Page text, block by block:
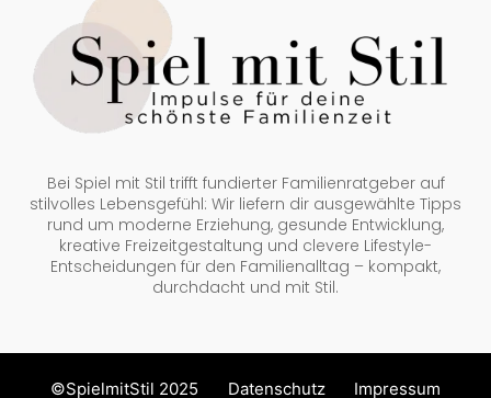
Bei Spiel mit Stil trifft fundierter Familienratgeber auf
stilvolles Lebensgefühl: Wir liefern dir ausgewählte Tipps
rund um moderne Erziehung, gesunde Entwicklung,
kreative Freizeitgestaltung und clevere Lifestyle-
Entscheidungen für den Familienalltag – kompakt,
durchdacht und mit Stil.
©SpielmitStil 2025 Datenschutz Impressum